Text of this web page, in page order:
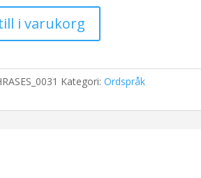
i varukorg
Kategori:Ordspråk